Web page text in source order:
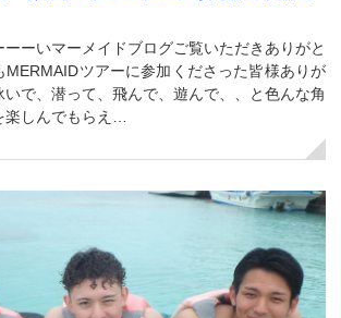
ーいマーメイドブログご覧いただきありがと
MERMAIDツアーに参加くださった皆様ありが
いで、潜って、飛んで、遊んで、、と色んな角
楽しんでもらえ…